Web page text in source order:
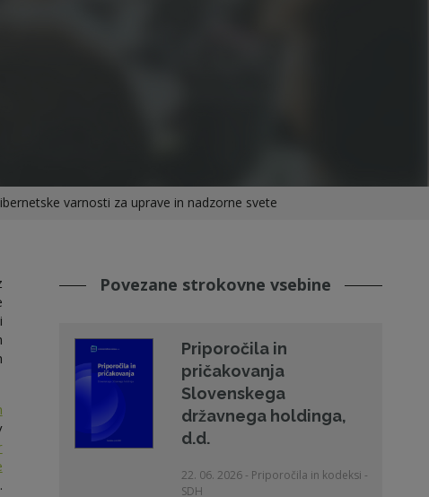
varnosti za uprave in nadzorne svete
Povezane strokovne vsebine
Priporočila in
pričakovanja
Slovenskega
državnega holdinga,
d.d.
22. 06. 2026 - Priporočila in kodeksi -
SDH